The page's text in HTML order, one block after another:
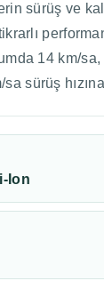
sürüş ve
14 km/sa,
sürüş
Ion